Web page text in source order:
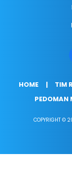
HOME TIM
PEDOMAN
COPYRIGHT ©